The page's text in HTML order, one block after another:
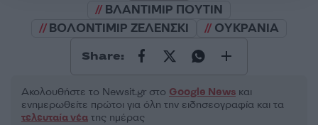
ΒΛΑΝΤΙΜΙΡ ΠΟΥΤΙΝ
ΒΟΛΟΝΤΙΜΙΡ ΖΕΛΕΝΣΚΙ
ΟΥΚΡΑΝΙΑ
Share:
Ακολουθήστε το Νewsit.gr στο Google News και
ενημερωθείτε πρώτοι για όλη την ειδησεογραφία και τα
τελευταία νέα της ημέρας